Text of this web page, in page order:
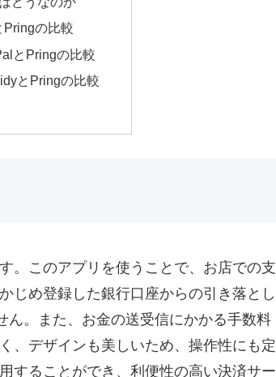
Pringの比較
とPringの比較
とPringの比較
。このアプリを使うことで、お店での支
じめ登録した銀行口座からの引き落とし
ん。また、お金の送受信にかかる手数料
、デザインも美しいため、操作性にも定
することができ、利便性の高い決済サー